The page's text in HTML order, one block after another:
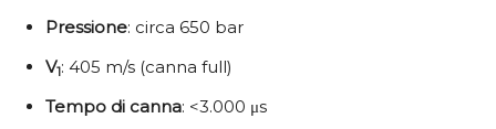
Pressione: circa 650 bar
V1: 405 m/s (canna full)
Tempo di canna: <3.000 μs